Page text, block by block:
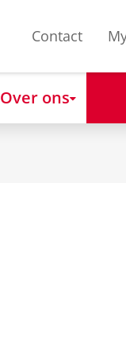
Contact
Over ons